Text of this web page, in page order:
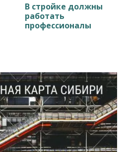
В стройке должны
работать
профессионалы